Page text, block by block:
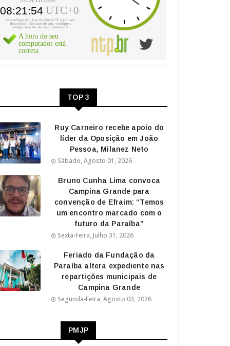
TOP 3
Ruy Carneiro recebe apoio do
líder da Oposição em João
Pessoa, Milanez Neto
Sábado, Agosto 01, 2026
Bruno Cunha Lima convoca
Campina Grande para
convenção de Efraim: “Temos
um encontro marcado com o
futuro da Paraíba”
Sexta-Feira, Julho 31, 2026
Feriado da Fundação da
Paraíba altera expediente nas
repartições municipais de
Campina Grande
Segunda-Feira, Agosto 03, 2026
PMJP